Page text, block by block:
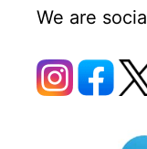
We are